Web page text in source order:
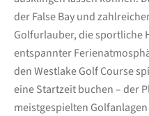
der False Bay und
Golfurlauber, die sportliche
entspannter
den Westlake Golf Course
eine Startzeit buchen – der
meistgespielten